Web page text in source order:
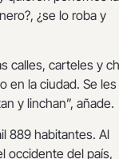
¿se lo roba y
calles, carteles y
en la ciudad. Se les
y linchan”, añade.
889 habitantes. Al
occidente del país,